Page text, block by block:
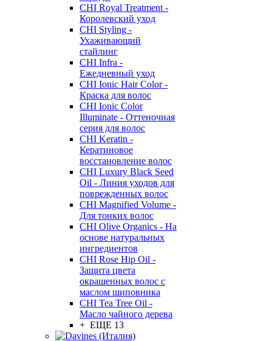
CHI Royal Treatment -
Королевский уход
CHI Styling -
Ухаживающий
стайлинг
CHI Infra -
Ежедневный уход
CHI Ionic Hair Color -
Краска для волос
CHI Ionic Color
Illuminate - Оттеночная
серия для волос
CHI Keratin -
Кератиновое
восстановление волос
CHI Luxury Black Seed
Oil - Линия уходов для
поврежденных волос
CHI Magnified Volume -
Для тонких волос
CHI Olive Organics - На
основе натуральных
ингредиентов
CHI Rose Hip Oil -
Защита цвета
окрашенных волос с
маслом шиповника
CHI Tea Tree Oil -
Масло чайного дерева
+ ЕЩЕ 13